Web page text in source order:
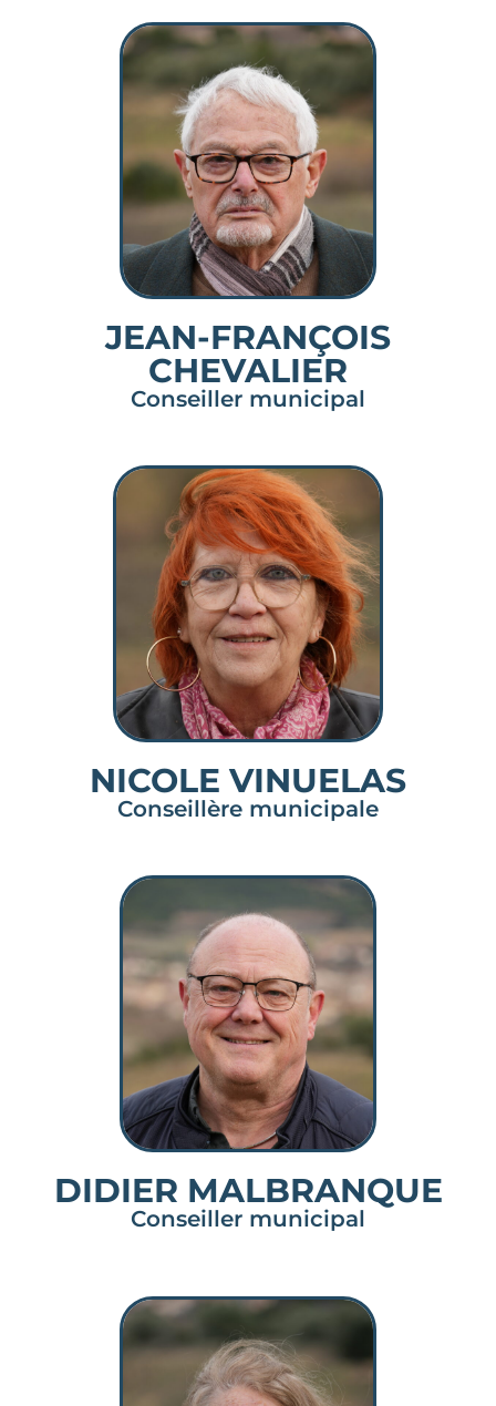
JEAN-FRANÇOIS
CHEVALIER
Conseiller municipal
NICOLE VINUELAS
Conseillère municipale
DIDIER MALBRANQUE
Conseiller municipal